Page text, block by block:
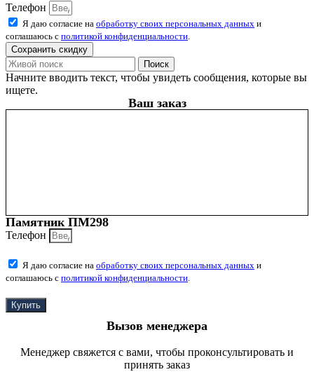
Телефон
Я даю согласие на обработку своих персональных данных и
соглашаюсь с политикой конфиденциальности.
Сохранить скидку
Поиск
Начните вводить текст, чтобы увидеть сообщения, которые вы
ищете.
Ваш заказ
Памятник ПМ298
Телефон
Я даю согласие на обработку своих персональных данных и
соглашаюсь с политикой конфиденциальности.
Купить
Вызов менеджера
Менеджер свяжется с вами, чтобы проконсультировать и
принять заказ